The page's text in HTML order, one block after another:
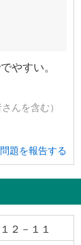
やすい。
んを含む）
問題を報告する
２－１１